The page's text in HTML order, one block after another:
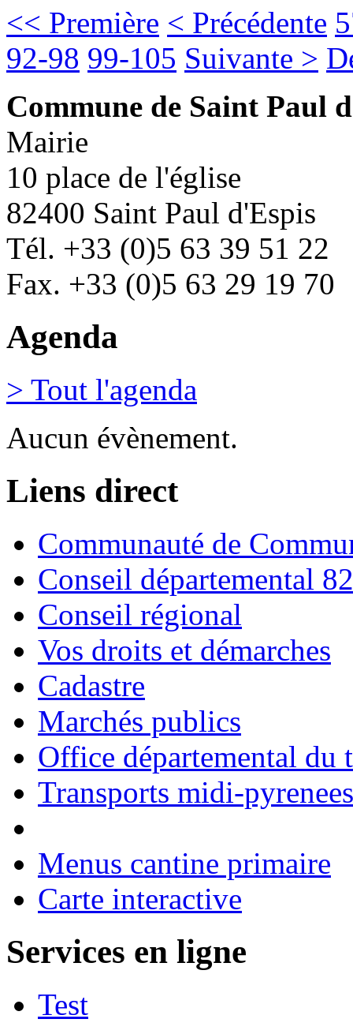
<< Première < Précédente
92-98 99-105 Suivante >
Commune de Saint Paul
Mairie
10 place de l'église
82400 Saint Paul d'Espis
Tél. +33 (0)5 63 39 51 22
Fax. +33 (0)5 63 29 19 70
Agenda
> Tout l'agenda
Aucun évènement.
Liens direct
Communauté de
Conseil départemental 82
Conseil régional
Vos droits et démarches
Cadastre
Marchés publics
Office départemental du
Transports midi-pyrenees
Menus cantine primaire
Carte interactive
Services en ligne
Test